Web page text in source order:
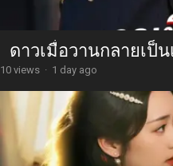
ดาวเมื่อวานกลายเป็
10 views · 1 day ago